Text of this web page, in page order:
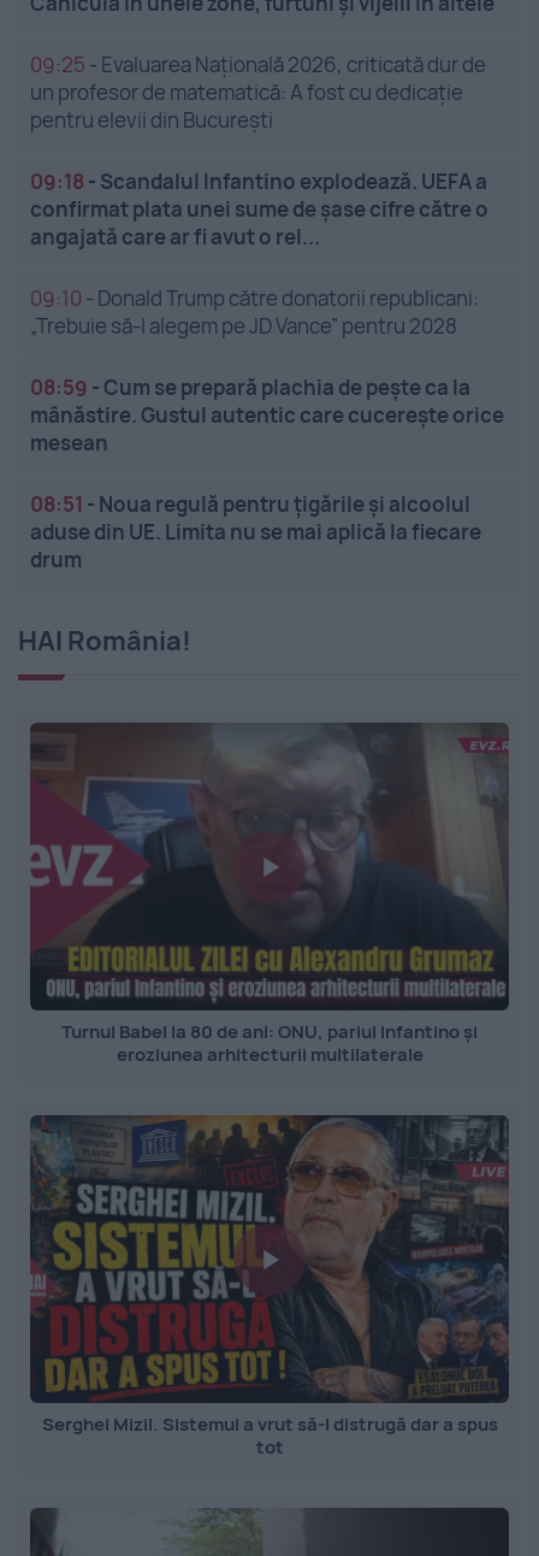
09:25 - Evaluarea Națională 2026, criticată dur de
un profesor de matematică: A fost cu dedicație
pentru elevii din București
09:18 - Scandalul Infantino explodează. UEFA a
confirmat plata unei sume de șase cifre către o
angajată care ar fi avut o rel...
09:10 - Donald Trump către donatorii republicani:
„Trebuie să-l alegem pe JD Vance” pentru 2028
08:59 -Cum se prepară plachia de pește ca la
mânăstire. Gustul autentic care cucerește orice
mesean
08:51 - Noua regulă pentru țigările și alcoolul
aduse din UE. Limita nu se mai aplică la fiecare
drum
HAI România!
Turnul Babel la 80 de ani: ONU, pariul Infantino și
eroziunea arhitecturii multilaterale
Serghei Mizil. Sistemul a vrut să-l distrugă dar a spus
tot